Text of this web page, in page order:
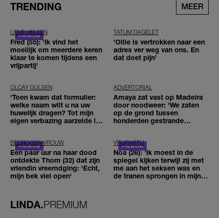
TRENDING MEER
LIEVE HELEEN
Fred (55): 'Ik vind het
moeilijk om meerdere keren
klaar te komen tijdens een
vrijpartij'
TATUM DAGELET
'Ollie is vertrokken naar een
adres ver weg van ons. En
dat doet pijn’
OLCAY GULSEN
'Toen kwam dat formulier:
welke naam wilt u na uw
huwelijk dragen? Tot mijn
eigen verbazing aarzelde ik
ADVERTORIAL
Amaya zat vast op Madeira
door noodweer: 'We zaten
op de grond tussen
honderden gestrande
BEDROGEN VROUW
Een paar uur na haar dood
ontdekte Thom (32) dat zijn
vriendin vreemdging: 'Echt,
mijn bek viel open'
VRIJPARTIJ
Noa (26): 'Ik moest in de
spiegel kijken terwijl zij met
me aan het seksen was en
de tranen sprongen in mijn
LINDA.PREMIUM